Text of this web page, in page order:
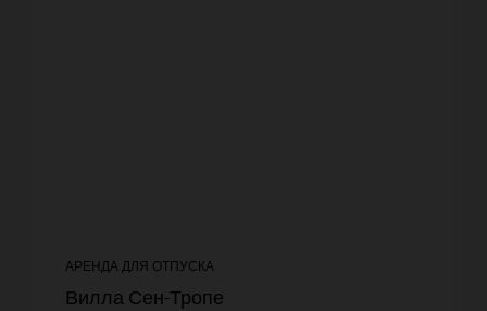
АРЕНДА ДЛЯ ОТПУСКА
Вилла Сен-Тропе